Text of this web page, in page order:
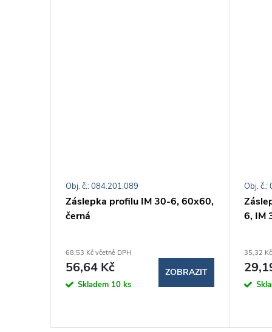
Záslepka profilu IM 30-6, 60x60,
černá
68,53 Kč včetně DPH
56,64 Kč
Skladem 10 ks
ZOBRAZIT
Obj. č.: 084.201.089
6, IM
35,32
Obj. č.: